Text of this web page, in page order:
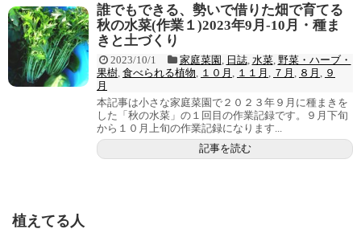
誰でもできる、勢いで借りた畑で育てる
秋の水菜(作業１)2023年9月-10月・種ま
きと土づくり
2023/10/1 家庭菜園 日誌, 水菜, 野菜・ハーブ・
果樹 食べられる植物 １０月 １１月 ７月 ８月
９
月
本記事は小さな家庭菜園で２０２３年９月に種まきを
した「秋の水菜」の１回目の作業記録です。９月下旬
から１０月上旬の作業記録になります...
記事を読む
植えてる人